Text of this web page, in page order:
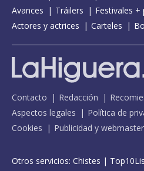
Avances
Tráilers
Festivales +
Actores y actrices
Carteles
Contacto Redacción
Aspectos legales
Política de
Cookies
Publicidad y
Otros servicios: Chistes |